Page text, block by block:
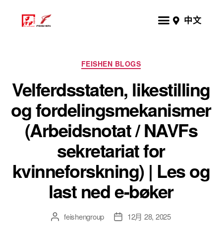
中文
FEISHEN BLOGS
Velferdsstaten, likestilling
og fordelingsmekanismer
(Arbeidsnotat / NAVFs
sekretariat for
kvinneforskning) | Les og
last ned e-bøker
feishengroup 12月 28, 2025